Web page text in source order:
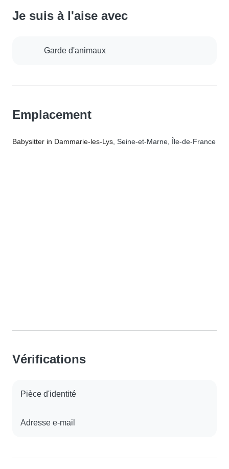
Je suis à l'aise avec
Garde d'animaux
Emplacement
Babysitter in Dammarie-les-Lys , Seine-et-Marne, Île-de-France
Vérifications
Pièce d'identité
Adresse e-mail